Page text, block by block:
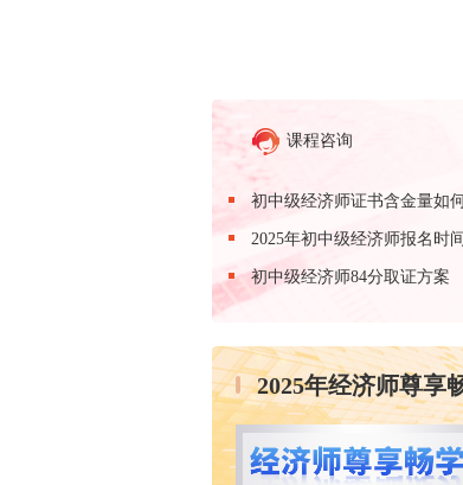
课程咨询
初中级经济师证书含金量如
2025年初中级经济师报名时间
初中级经济师84分取证方案
2025年经济师尊享